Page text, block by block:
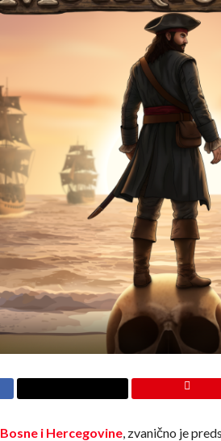
Bosne i Hercegovine, zvanično je